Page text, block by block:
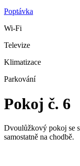
Poptávka
Wi-Fi
Televize
Klimatizace
Parkování
Pokoj č. 6
Dvoulůžkový pokoj se
samostatně na chodbě.